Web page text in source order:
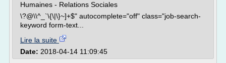
Humaines - Relations Sociales
\?@\\^_`\{\|\}~]+$" autocomplete="off" class="job-search-
keyword form-text...
Lire la suite
Date: 2018-04-14 11:09:45